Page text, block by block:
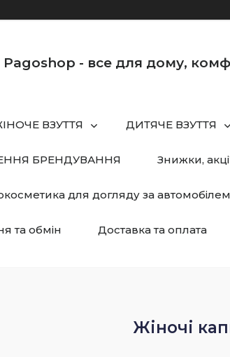
Pagoshop - все для дому,
ВЗУТТЯ ДИТЯЧЕ ВЗУТТЯ
БРЕНДУВАННЯ Знижки,
для догляду за автомобілем
та обмін Доставка та оплата
Жіночі